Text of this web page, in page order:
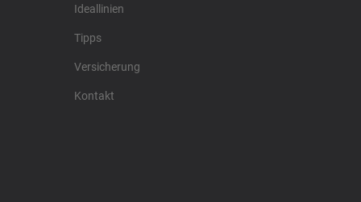
Ideallinien
Tipps
Versicherung
Kontakt